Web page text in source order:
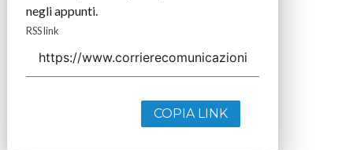
negli appunti.
RSS link
COPIA LINK